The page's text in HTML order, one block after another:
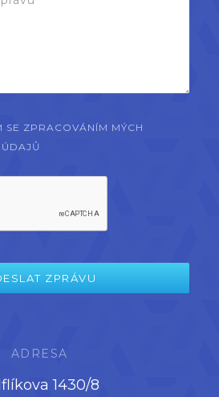
SE ZPRACOVÁNÍM MÝCH
ADRESA
1430/8